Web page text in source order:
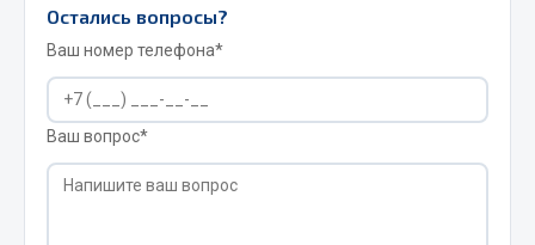
Запчасти МАЗ
Система питания
Подвеска
Тормозная система
Двери
Остались вопросы?
Ваш номер телефона*
Ваш вопрос*